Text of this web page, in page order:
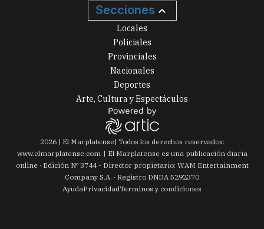
Secciones
Locales
Policiales
Provinciales
Nacionales
Deportes
Arte, Cultura y Espectáculos
2026| El Marplatense| Todos los derechos reservados:
www.elmarplatense.com
El Marplatense es una publicación diaria
online · Edición Nº 3744- Director propietario: WAM Entertainment
Company S.A. · Registro DNDA 5292370
AyudaPrivacidadTerminos y condiciones